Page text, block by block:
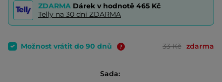
ZDARMA Dárek v hodnotě 465 Kč
Telly na 30 dní ZDARMA
Možnost vrátit do 90 dnů 33 Kč zdarma
Sada: